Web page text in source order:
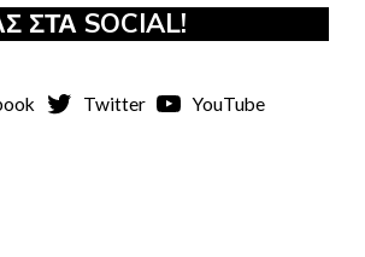
ΣΤΑ SOCIAL!
Twitter YouTube